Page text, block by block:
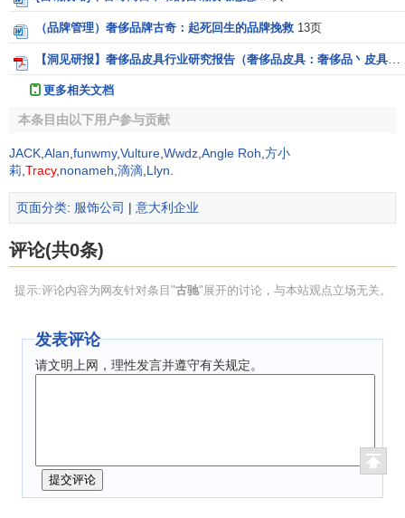
1997年，古驰买下合作长达23年的瑞士著名表厂
Severin Montres，从而完全控制了自己的钟表业务。
1998年，古驰因良好的战略眼光、经营管理和财务运
作，被欧洲商业新闻联盟评为“欧洲年度企业”。
1999年，古驰与零售商巴黎春天结成战略联盟
从单一品牌转变为多品牌的超级时尚王国，进而成为意大利
最大的时尚集团。今天，古驰分店遍布全球，涉及服饰、皮
件、饰品和香水等各式产品，深受全球时尚人士追捧。
古驰的品牌文化
古驰GUCCI的标志设计就如同它的商品一样，奢华高
贵。金黄的颜色与设计形式所给人们带来的感觉都无可挑剔
古驰的品牌标志整体并且和谐，下方的图案体现出整个
标志设计的核心，好的标志设计可以把一个企业推上更高的
角度，而古驰在标志上就展现出一个更高的层次，一个很多
（品牌管理）奢侈品牌古奇：起死回生的品牌挽救 13页
【洞见研报】奢侈品皮具行业研究报告（奢侈品皮具：奢侈品丶皮具箱包丶时尚消费丶轻奢丶LV丶Gucci丶中国市场）.pdf
更多相关文档
本条目由以下用户参与贡献
JACK Alan funwmy,Vulture Wwdz Angle Roh 方小
莉 Tracy, nonameh 滴滴 Llyn
页面分类: 服饰公司 | 意大利企业
评论(共0条)
提示:评论内容为网友针对条目"古驰"展开的讨论，与本站观点立场无关。
发表评论
请文明上网，理性发言并遵守有关规定。